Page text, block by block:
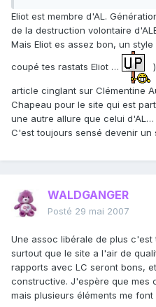
Eliot est membre d'AL.
de la destruction volontaire
Mais Eliot es assez bon, un
coupé tes rastats Eliot …
article cinglant sur Clémentine
Chapeau pour le site qui est
une autre allure que celui d'AL…
C'est toujours sensé devenir un
WALDGANGER
Posté 29 mai 2007
Une assoc libérale de plus
surtout que le site a l'air de
rapports avec LC seront bons,
constructive. J'espère que mes
mais plusieurs éléments me